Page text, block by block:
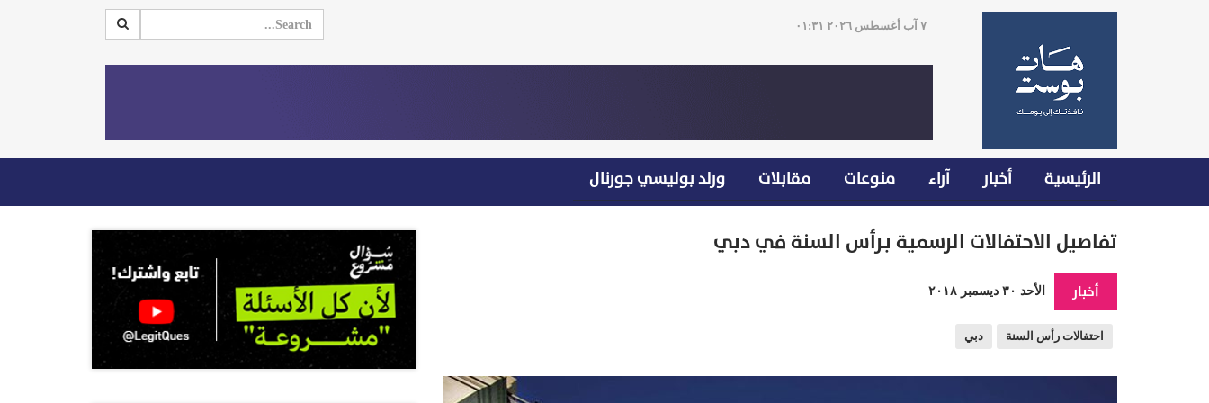
٧ آب أغسطس ٢٠٢٦ ٠١:٣١
الرئيسية أخبار آراء منوعات مقابلات ورلد بوليسي جورنال
تفاصيل الاحتفالات الرسمية بـرأس السنة في دبي
أخبار الأحد ٣٠ ديسمبر ٢٠١٨
احتفالات رأس السنة دبي